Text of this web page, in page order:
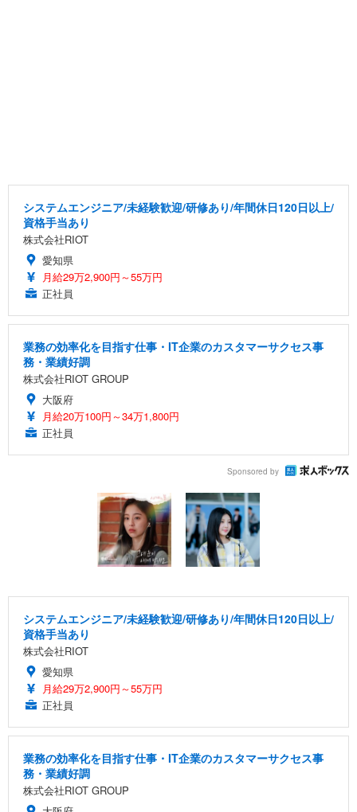
システムエンジニア/未経験歓迎/研修あり/年間休日120日以上/
資格手当あり
株式会社RIOT
愛知県
月給29万2,900円～55万円
正社員
業務の効率化を目指す仕事・IT企業のカスタマーサクセス事
務・業績好調
株式会社RIOT GROUP
大阪府
月給20万100円～34万1,800円
正社員
Sponsored by
システムエンジニア/未経験歓迎/研修あり/年間休日120日以上/
資格手当あり
株式会社RIOT
愛知県
月給29万2,900円～55万円
正社員
業務の効率化を目指す仕事・IT企業のカスタマーサクセス事
務・業績好調
株式会社RIOT GROUP